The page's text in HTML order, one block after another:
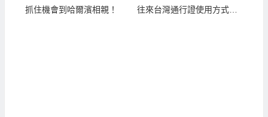
抓住機會到哈爾濱相親！
往來台灣通行證使用方式與